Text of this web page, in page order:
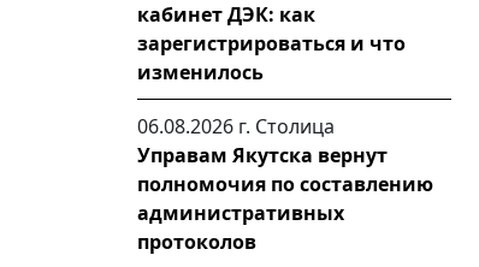
кабинет ДЭК: как
зарегистрироваться и что
изменилось
06.08.2026 г. Столица
Управам Якутска вернут
полномочия по составлению
административных
протоколов